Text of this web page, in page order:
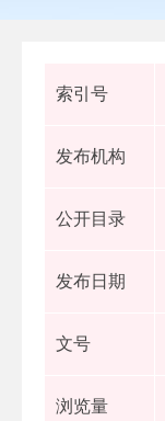
索引号
发布机构
公开目录
发布日期
文号
浏览量